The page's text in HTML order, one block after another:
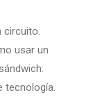
circuito.
usar un
tecnología.